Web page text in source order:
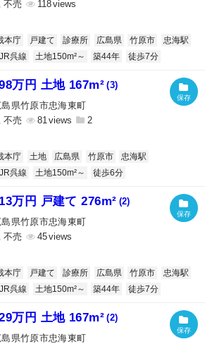
不売 118
本庁 戸建て 診療所 広島県 竹原市
忠海駅
JR呉線 土地150m²～ 築44年 徒歩7分
万円 土地 167m² (3)
島県竹原市忠海東町
不売
81 2
本庁 土地 広島県 竹原市
忠海駅
JR呉線 土地150m²～ 徒歩6分
万円 戸建て 276m² (2)
島県竹原市忠海東町
不売
45
本庁 戸建て 診療所 広島県 竹原市
忠海駅
JR呉線 土地150m²～ 築44年 徒歩7分
万円 土地 167m² (2)
島県竹原市忠海東町